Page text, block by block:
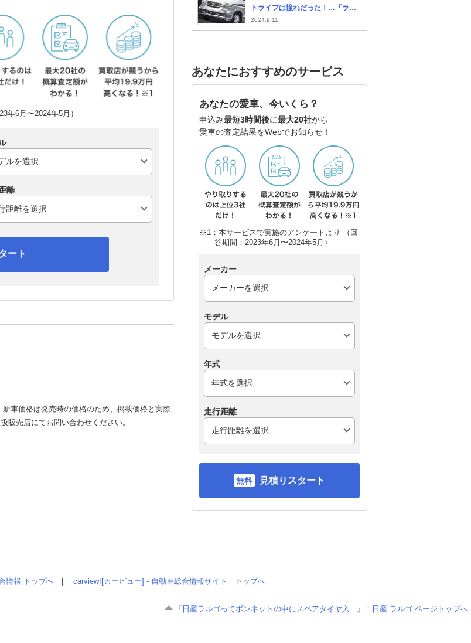
年6月〜2024年5月）
離
ート
車価格は発売時の価格のため、掲載価格と実際
販売店にてお問い合わせください。
トライプは憧れだった！…「ラル
ゴ」からはじまった日産の高級ミ
ニバン路線は「エルグランド」に
2024.9.11
あなたにおすすめのサービス
あなたの愛車、今いくら？
申込み最短3時間後に最大20社から
愛車の査定結果をWebでお知らせ！
※1：本サービスで実施のアンケートより （回
答期間：2023年6月〜2024年5月）
メーカー
モデル
年式
走行距離
見積りスタート
情報 トップへ carview![カービュー] - 自動車総合情報サイト トップへ
『日産ラルゴってボンネットの中にスペアタイヤ入...』：日産 ラルゴ ページトップへ